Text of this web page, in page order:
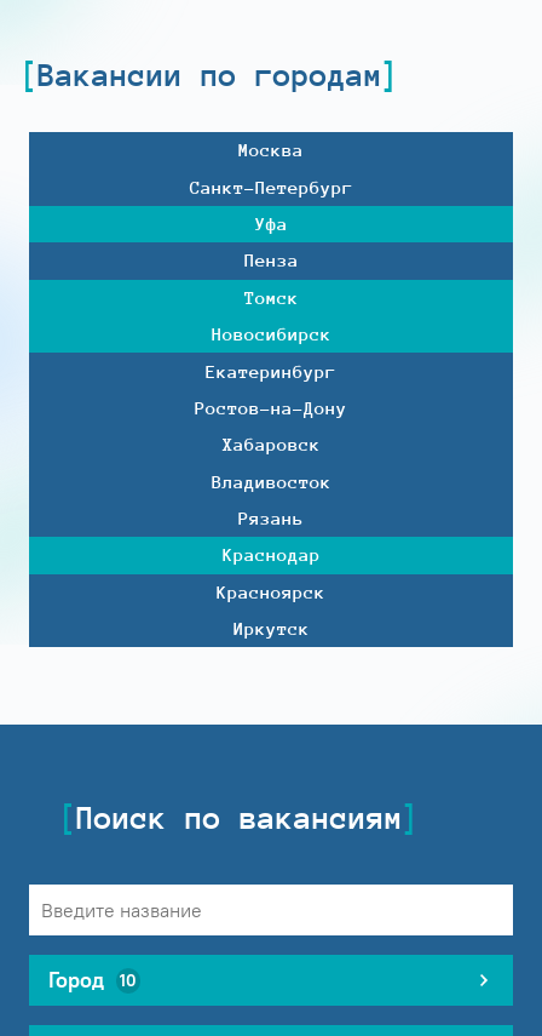
Вакансии по городам
Москва
Санкт-Петербург
Уфа
Пенза
Томск
Новосибирск
Екатеринбург
Ростов-на-Дону
Хабаровск
Владивосток
Рязань
Краснодар
Красноярск
Иркутск
Поиск по вакансиям
Город 10